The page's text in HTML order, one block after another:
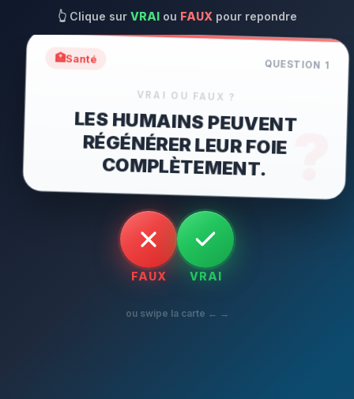
👆Clique sur VRAI ou FAUX pour repondre
🏥Santé
QUESTION1
VRAI OU FAUX ?
LES HUMAINS PEUVENT
RÉGÉNÉRER LEUR FOIE
COMPLÈTEMENT.
FAUX VRAI
ou swipe la carte ← →